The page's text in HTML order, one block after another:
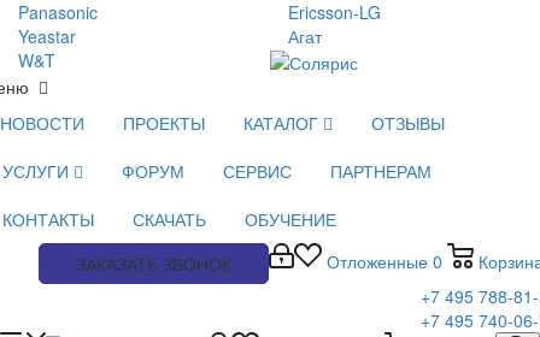
Panasonic
Ericsson-LG
Yeastar
Агат
W&T
НОВОСТИ
ПРОЕКТЫ КАТАЛОГ
ОТЗЫВЫ
УСЛУГИ
ФОРУМ СЕРВИС
ПАРТНЕРАМ
КОНТАКТЫ
СКАЧАТЬ
ОБУЧЕНИЕ
Отложенные 0
ЗАКАЗАТЬ ЗВОНОК
+7 495 788-
+7 495 740-